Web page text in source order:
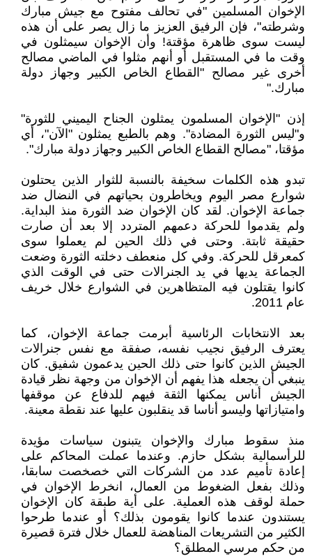
الإخوان المسلمين "في تحالف مفتوح مع جيش مبارك
وشرطته"، فإن الرفيق العزيز ما زال يصر على أن هذه
ليست سوى ظاهرة مؤقتة! وأن الإخوان سيمثلون في
وقت ما في المستقبل أو أنهم مثلوا في الماضي مصالح
أخرى غير مصالح "القطاع الخاص الكبير وجهاز دولة
مبارك."
إذن "الإخوان المسلمون يمثلون الجناح اليميني للثورة"
و"ليس الثورة المضادة". وهم بالطبع يمثلون "الآن"، أي
مؤقتا، "مصالح القطاع الخاص الكبير وجهاز دولة مبارك".
تبدو هذه الكلمات سخيفة بالنسبة للثوار الذين يحتلون
شوارع مصر اليوم ويخاطرون بحياتهم في النضال ضد
جماعة الإخوان. لقد كان الإخوان ضد الثورة منذ البداية.
ولم يقدموا للحركة دعمهم المتردد إلا بعد أن صارت
حقيقة ثابتة. وحتى في ذلك الحين لم يعملوا سوى
كمعرقل للحركة. وفي كل منعطف دخلته الثورة وضعت
الجماعة يديها في يد الجنرالات حتى في الوقت الذي
كانوا يقتلون فيه المتظاهرين في الشوارع خلال خريف
عام 2011.
بعد الانتخابات الرئاسية أبرمت جماعة الإخوان، كما
يعترف الرفيق نجيب نفسه، صفقة مع نفس جنرالات
الجيش الذين كانوا حتى ذلك الحين يدعمون شفيق. كان
ينبغي أن يجعله هذا يفهم أن الإخوان من وجهة نظر قيادة
الجيش أناس يمكنها الثقة فيهم للدفاع عن موقفها
وامتيازاتها وليسو أناسا قد ينقلبون عليها عند نقطة معينة.
منذ سقوط مبارك والإخوان يتبنون سياسات مؤيدة
للرأسمالية بشكل حازم. وعندما عملت المحاكم على
إعادة تأميم عدد من الشركات التي خصخصت سابقا،
وذلك بفعل الضغوط من العمال، انخرط الإخوان في
حملة لوقف هذه العملية. على أية طبقة كان الإخوان
يستندون عندما كانوا يقومون بذلك؟ أو عندما طرحوا
الكثير من التشريعات المناهضة للعمال خلال فترة قصيرة
من حكم مرسي المطلق؟